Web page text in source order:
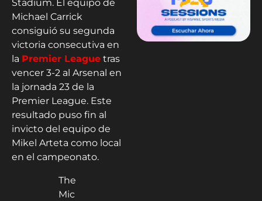
Stadium. El equipo de
Michael Carrick
consiguió su segunda
victoria consecutiva en
la Premier League tras
vencer 3-2 al Arsenal en
la jornada 23 de la
Premier League. Este
resultado puso fin al
invicto del equipo de
Mikel Arteta como local
en el campeonato.
The
Mic